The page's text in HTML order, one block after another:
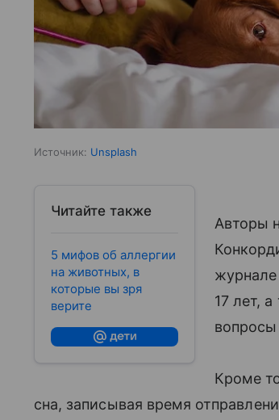
Источник: Unsplash
Читайте также
5 мифов об аллергии
на животных, в
которые вы зря
верите
Авторы
журнале
17 лет,
вопросы
Кроме
сна, записывая время